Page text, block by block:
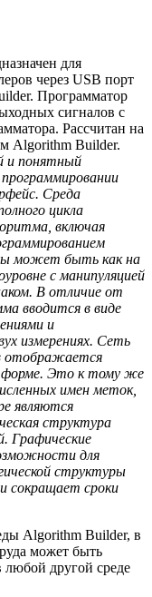
для
через USB порт
Программатор
сигналов с
Рассчитан на
Algorithm Builder.
и понятный
Среда
цикла
включая
может быть как на
с манипуляцией
В отличие от
вводится в виде
и
измерениях. Сеть
отображается
форме. Это к тому же
имен меток,
являются
структура
Графические
для
структуры
сокращает сроки
Algorithm Builder, в
может быть
другой среде